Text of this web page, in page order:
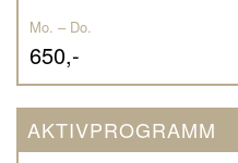
Mo. – Do.
650,-
AKTIVPROGRAMM